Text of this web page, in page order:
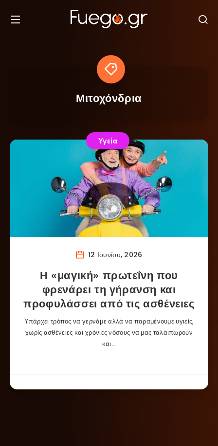
Μιτοχόνδρια
Υγεία
12 Ιουνίου, 2026
Η «μαγική» πρωτεΐνη που
φρενάρει τη γήρανση και
προφυλάσσει από τις ασθένειες
Υπάρχει τρόπος να γερνάμε αλλά να παραμένουμε υγιείς,
χωρίς ασθένειες και χρόνιες νόσους να μας ταλαιπωρούν
και…